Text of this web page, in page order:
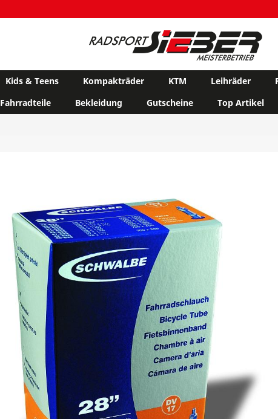
Kids & Teens Kompakträder KTM Leihräder
Fahrradteile Bekleidung Gutscheine Top Artikel